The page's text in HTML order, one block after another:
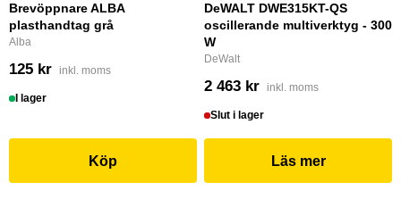
Brevöppnare ALBA
plasthandtag grå
Alba
125 kr inkl. moms
I lager
Köp
DeWALT DWE315KT-QS
oscillerande multiverktyg - 300
W
DeWalt
2 463 kr inkl. moms
Slut i lager
Läs mer